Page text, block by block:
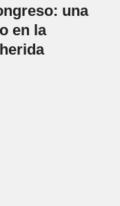
una
en la